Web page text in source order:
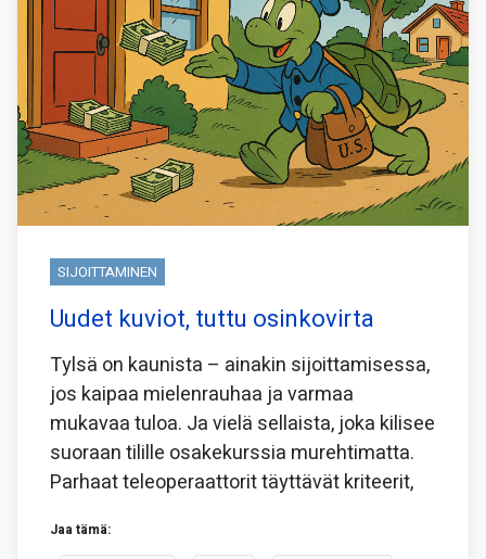
SIJOITTAMINEN
Uudet kuviot, tuttu osinkovirta
Tylsä on kaunista – ainakin sijoittamisessa,
jos kaipaa mielenrauhaa ja varmaa
mukavaa tuloa. Ja vielä sellaista, joka kilisee
suoraan tilille osakekurssia murehtimatta.
Parhaat teleoperaattorit täyttävät kriteerit,
Jaa tämä: